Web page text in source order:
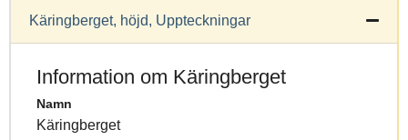
Käringberget, höjd, Uppteckningar
Information om Käringberget
Namn
Käringberget